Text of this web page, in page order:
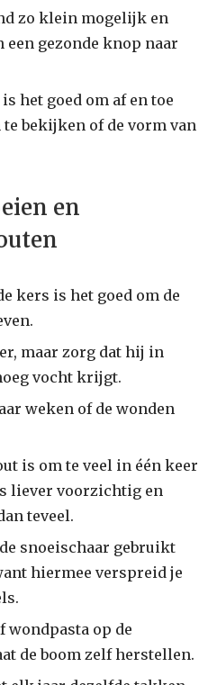
zo klein mogelijk en
gezonde knop naar
het goed om af en toe
te bekijken of de vorm van
en
kers is het goed om de
maar zorg dat hij in
vocht krijgt.
weken of de wonden
is om te veel in één keer
liever voorzichtig en
teveel.
snoeischaar gebruikt
hiermee verspreid je
wondpasta op de
de boom zelf herstellen.